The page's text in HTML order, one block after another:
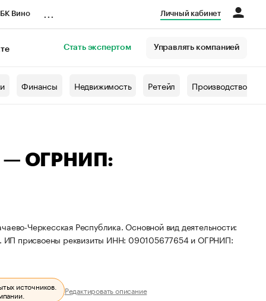
Вино Личный кабинет
Стать экспертом Управлять компанией
Финансы Недвижимость Ретейл Производство
— ОГРНИП:
Черкесская Республика. Основной вид деятельности:
ИП присвоены реквизиты ИНН: 090105677654 и ОГРНИП:
источников. Редактировать описание